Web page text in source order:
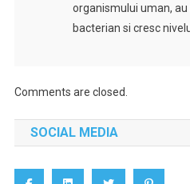
organismului uman,
bacterian si cresc
Comments are closed.
SOCIAL MEDIA